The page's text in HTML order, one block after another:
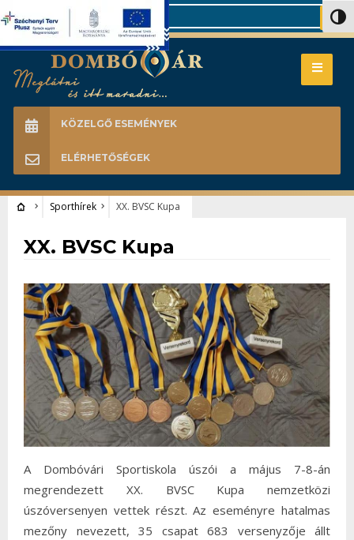
Search
KÖZELGŐ ESEMÉNYEK
ELÉRHETŐSÉGEK
Sporthírek XX. BVSC Kupa
XX. BVSC Kupa
A Dombóvári Sportiskola úszói a május 7-8-án
megrendezett XX. BVSC Kupa nemzetközi
úszóversenyen vettek részt. Az eseményre hatalmas
mezőny nevezett, 35 csapat 683 versenyzője állt